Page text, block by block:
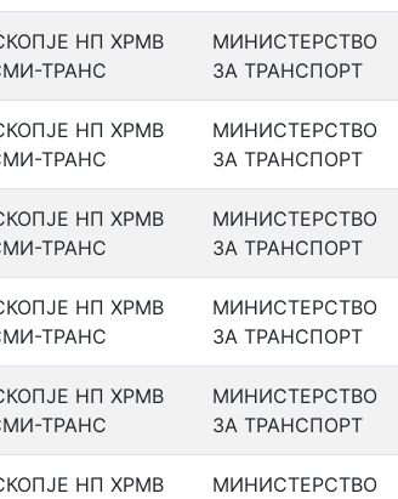
НП ХРМВ
ТРАНС
МИНИСТЕРСТВО
ЗА ТРАНСПОРТ
НП ХРМВ
ТРАНС
МИНИСТЕРСТВО
ЗА ТРАНСПОРТ
НП ХРМВ
ТРАНС
МИНИСТЕРСТВО
ЗА ТРАНСПОРТ
НП ХРМВ
ТРАНС
МИНИСТЕРСТВО
ЗА ТРАНСПОРТ
НП ХРМВ
ТРАНС
МИНИСТЕРСТВО
ЗА ТРАНСПОРТ
НП ХРМВ
МИНИСТЕРСТВО